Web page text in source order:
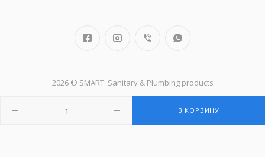
В КОРЗИНУ
2026 © SMART: Sanitary & Plumbing products